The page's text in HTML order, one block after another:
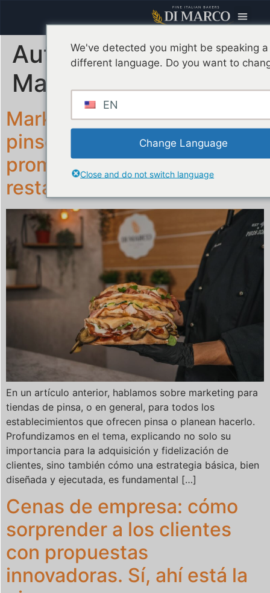
Autor:Por
MarcAdmin
Marketing digital para
pinserie: ¿cuánto cuesta
promocionar tu
restaurante?
En un artículo anterior, hablamos sobre marketing para
tiendas de pinsa, o en general, para todos los
establecimientos que ofrecen pinsa o planean hacerlo.
Profundizamos en el tema, explicando no solo su
importancia para la adquisición y fidelización de
clientes, sino también cómo una estrategia básica, bien
diseñada y ejecutada, es fundamental […]
Cenas de empresa: cómo
sorprender a los clientes
con propuestas
innovadoras. Sí, ahí está la
We've detected you might be speaking a
different language. Do you want to
EN
Change Language
Close and do not switch language